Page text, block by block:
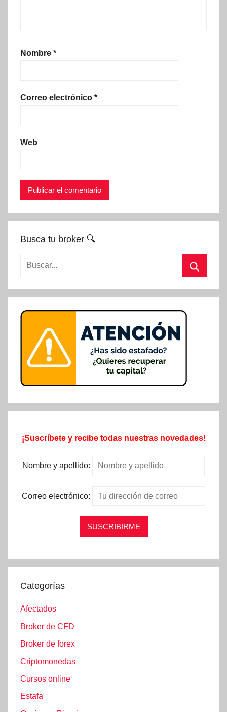
Nombre *
Correo electrónico *
Web
Busca tu broker 🔍
Buscar:
¡Suscríbete y recibe todas nuestras novedades!
Nombre y apellido:
Correo electrónico:
Categorías
Afectados
Broker de CFD
Broker de forex
Criptomonedas
Cursos online
Estafa